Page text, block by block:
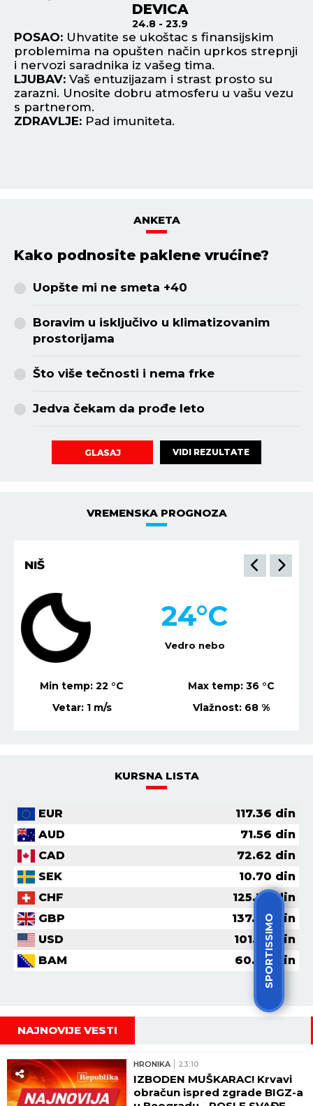
SPORTISSIMO
DEVICA
24.8 - 23.9
POSAO: Uhvatite se ukoštac s finansijskim
problemima na opušten način uprkos strepnji
i nervozi saradnika iz vašeg tima.
LJUBAV: Vaš entuzijazam i strast prosto su
zarazni. Unosite dobru atmosferu u vašu vezu
s partnerom.
ZDRAVLJE: Pad imuniteta.
ANKETA
Kako podnosite paklene vrućine?
Uopšte mi ne smeta +40
Boravim u isključivo u klimatizovanim
prostorijama
Što više tečnosti i nema frke
Jedva čekam da prođe leto
GLASAJ VIDI REZULTATE
VREMENSKA PROGNOZA
NIŠ
Vedro nebo
24°C
Min temp:22 °C Max temp: 36 °C
Vetar: 1 m/s Vlažnost: 68 %
KURSNA LISTA
EUR 117.36 din
AUD
71.56 din
CAD
72.62 din
SEK
10.70 din
CHF
125.30
din
GBP
137.00din
USD
101.82din
BAM
60.00din
NAJNOVIJE VESTI
HRONIKA 23:10
IZBODEN MUŠKARAC! Krvavi
obračun ispred zgrade BIGZ-a